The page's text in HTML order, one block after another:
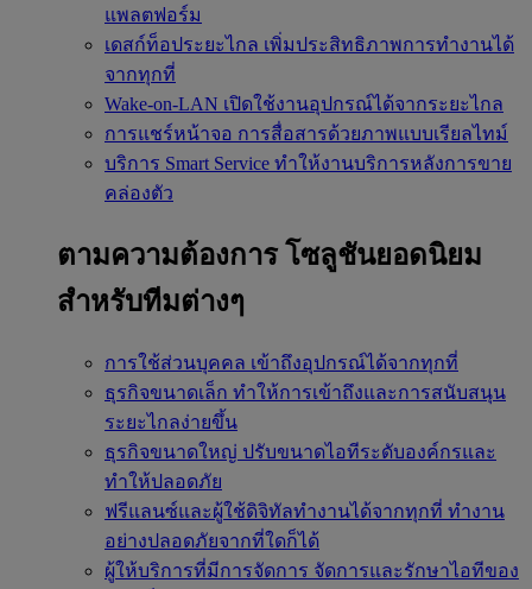
แพลตฟอร์ม
เดสก์ท็อประยะไกล เพิ่มประสิทธิภาพการทำงานได้
จากทุกที่
Wake-on-LAN เปิดใช้งานอุปกรณ์ได้จากระยะไกล
การแชร์หน้าจอ การสื่อสารด้วยภาพแบบเรียลไทม์
บริการ Smart Service ทำให้งานบริการหลังการขาย
คล่องตัว
ตามความต้องการ โซลูชันยอดนิยม
สำหรับทีมต่างๆ
การใช้ส่วนบุคคล เข้าถึงอุปกรณ์ได้จากทุกที่
ธุรกิจขนาดเล็ก ทำให้การเข้าถึงและการสนับสนุน
ระยะไกลง่ายขึ้น
ธุรกิจขนาดใหญ่ ปรับขนาดไอทีระดับองค์กรและ
ทำให้ปลอดภัย
ฟรีแลนซ์และผู้ใช้ดิจิทัลทำงานได้จากทุกที่ ทำงาน
อย่างปลอดภัยจากที่ใดก็ได้
ผู้ให้บริการที่มีการจัดการ จัดการและรักษาไอทีของ